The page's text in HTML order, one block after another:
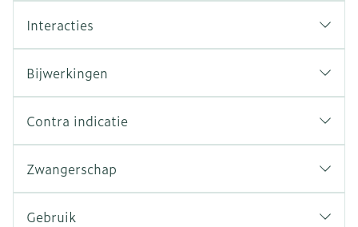
Interacties
Bijwerkingen
Contra indicatie
Zwangerschap
Gebruik